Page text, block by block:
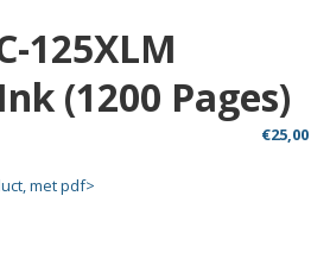
125XLM
(1200 Pages)
€25,00
met pdf>